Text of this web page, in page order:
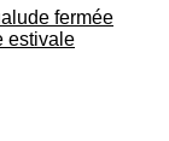
fermée
estivale